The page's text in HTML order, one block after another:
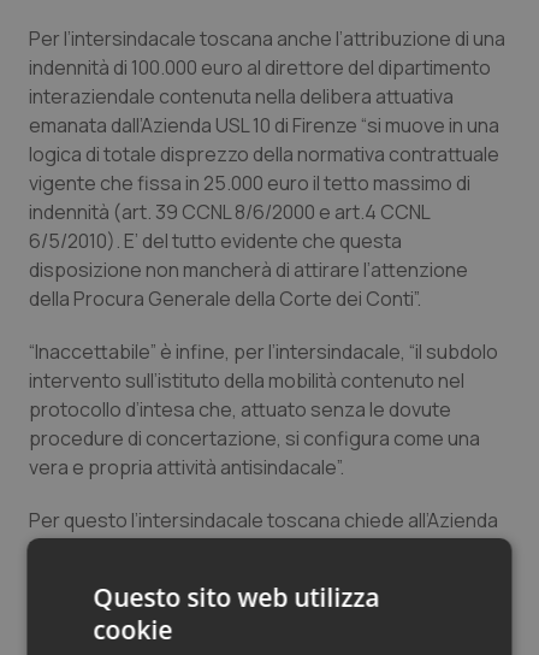
Rene & patologie urogenitali
Salute orale & impianti
Sangue & coagulazione
Tiroide
Tumore ovarico
Tumori del Polmone & Testa Collo
Tumori gastrointestinali
Ulcera & Reflusso
Vaccini
Per l’intersindacale toscana anche l’attribuzione di una
indennità di 100.000 euro al direttore del dipartimento
interaziendale contenuta nella delibera attuativa
emanata dall’Azienda USL 10 di Firenze “si muove in una
logica di totale disprezzo della normativa contrattuale
vigente che fissa in 25.000 euro il tetto massimo di
indennità (art. 39 CCNL 8/6/2000 e art.4 CCNL
6/5/2010). E’ del tutto evidente che questa
disposizione non mancherà di attirare l’attenzione
della Procura Generale della Corte dei Conti”.
“Inaccettabile” è infine, per l’intersindacale, “il subdolo
intervento sull’istituto della mobilità contenuto nel
protocollo d’intesa che, attuato senza le dovute
procedure di concertazione, si configura come una
vera e propria attività antisindacale”.
Per questo l’intersindacale toscana chiede all’Azienda
USL 10 di ritirare la relativa delibera emanata il 9
universitarie di Careggi e Meyer di non assumere le
delibere attuative dell’intesa. “In caso contrario –
Questo sito web utilizza
cookie